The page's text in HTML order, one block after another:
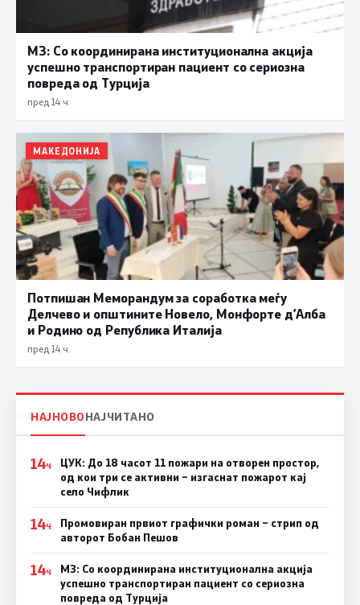
МЗ: Со координирана институционална акција
успешно транспортиран пациент со сериозна
повреда од Турција
пред 14 ч.
МАКЕДОНИЈА
Потпишан Меморандум за соработка меѓу
Делчево и општините Новело, Монфорте д’Алба
и Родино од Република Италија
пред 14 ч.
НАЈНОВОНАЈЧИТАНО
14Ч
ЦУК: До 18 часот 11 пожари на отворен простор,
од кои три се активни – изгаснат пожарот кај
село Чифлик
14Ч
Промовиран првиот графички роман – стрип од
авторот Бобан Пешов
14Ч
МЗ: Со координирана институционална акција
успешно транспортиран пациент со сериозна
повреда од Турција